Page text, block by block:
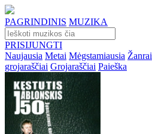
PAGRINDINIS MUZIKA
PRISIJUNGTI
Naujausia Metai Mėgstamiausia Žanrai
grojaraščiai Grojaraščiai Paieška